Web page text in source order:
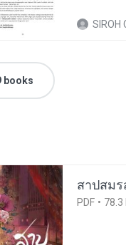
SIROH
books
สาปสมร
PDF 78.3